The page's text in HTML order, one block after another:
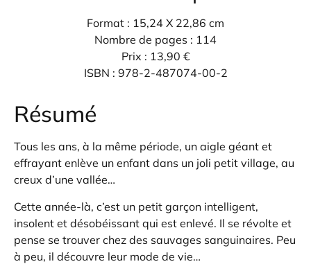
Format : 15,24 X 22,86 cm
Nombre de pages : 114
Prix : 13,90 €
ISBN : 978-2-487074-00-2
Résumé
Tous les ans, à la même période, un aigle géant et
effrayant enlève un enfant dans un joli petit village, au
creux d’une vallée…
Cette année-là, c’est un petit garçon intelligent,
insolent et désobéissant qui est enlevé. Il se révolte et
pense se trouver chez des sauvages sanguinaires. Peu
à peu, il découvre leur mode de vie…